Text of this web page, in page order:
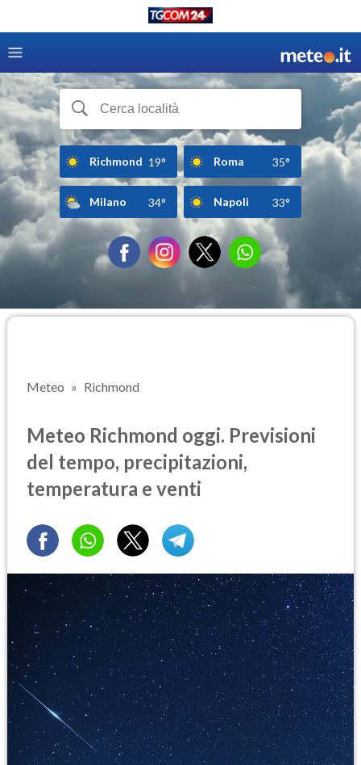
Richmond 19° Roma 35°
Milano 34° Napoli 33°
Meteo Richmond
Meteo Richmond oggi. Previsioni
del tempo, precipitazioni,
temperatura e venti